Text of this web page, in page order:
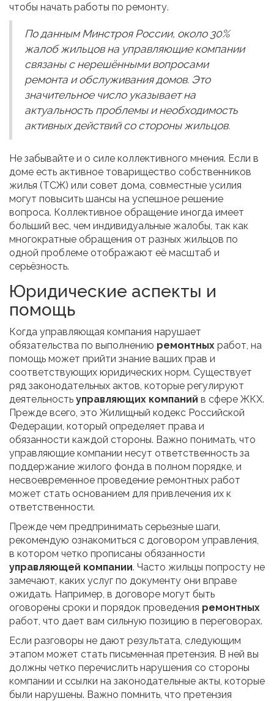
чтобы начать работы по ремонту.
По данным Минстроя России, около 30%
жалоб жильцов на управляющие компании
связаны с нерешёнными вопросами
ремонта и обслуживания домов. Это
значительное число указывает на
актуальность проблемы и необходимость
активных действий со стороны жильцов.
Не забывайте и о силе коллективного мнения. Если в
доме есть активное товарищество собственников
жилья (ТСЖ) или совет дома, совместные усилия
могут повысить шансы на успешное решение
вопроса. Коллективное обращение иногда имеет
больший вес, чем индивидуальные жалобы, так как
многократные обращения от разных жильцов по
одной проблеме отображают её масштаб и
серьёзность.
Юридические аспекты и
помощь
Когда управляющая компания нарушает
обязательства по выполнению ремонтных работ, на
помощь может прийти знание ваших прав и
соответствующих юридических норм. Существует
ряд законодательных актов, которые регулируют
деятельность управляющих компаний в сфере ЖКХ.
Прежде всего, это Жилищный кодекс Российской
Федерации, который определяет права и
обязанности каждой стороны. Важно понимать, что
управляющие компании несут ответственность за
поддержание жилого фонда в полном порядке, и
несвоевременное проведение ремонтных работ
может стать основанием для привлечения их к
ответственности.
Прежде чем предпринимать серьезные шаги,
рекомендую ознакомиться с договором управления,
в котором четко прописаны обязанности
управляющей компании. Часто жильцы попросту не
замечают, каких услуг по документу они вправе
ожидать. Например, в договоре могут быть
оговорены сроки и порядок проведения ремонтных
работ, что дает вам сильную позицию в переговорах.
Если разговоры не дают результата, следующим
этапом может стать письменная претензия. В ней вы
должны четко перечислить нарушения со стороны
компании и ссылки на законодательные акты, которые
были нарушены. Важно помнить, что претензия